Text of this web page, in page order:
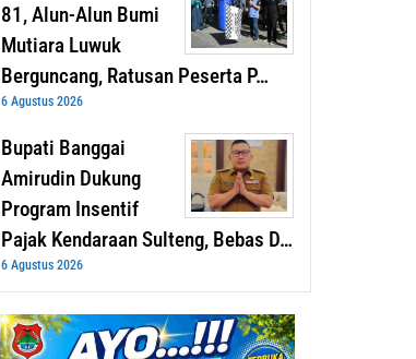
81, Alun-Alun Bumi
Mutiara Luwuk
Berguncang, Ratusan Peserta P…
6 Agustus 2026
Bupati Banggai
Amirudin Dukung
Program Insentif
Pajak Kendaraan Sulteng, Bebas D…
6 Agustus 2026